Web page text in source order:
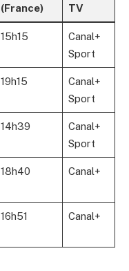
(France) TV
15h15
Canal+
Sport
19h15
Canal+
Sport
14h39
Canal+
Sport
18h40 Canal+
16h51 Canal+